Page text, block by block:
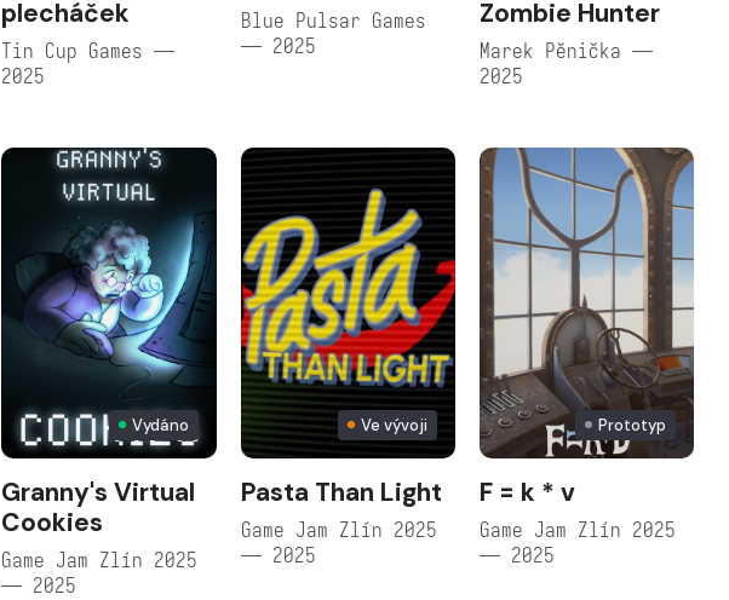
plecháček
Tin Cup Games —
2025
Blue Pulsar Games
— 2025
Zombie Hunter
Marek Pěnička —
2025
Vydáno
Granny's Virtual
Cookies
Game Jam Zlín 2025
— 2025
Ve vývoji
Pasta Than Light
Game Jam Zlín 2025
— 2025
Prototyp
F = k * v
Game Jam Zlín 2025
— 2025